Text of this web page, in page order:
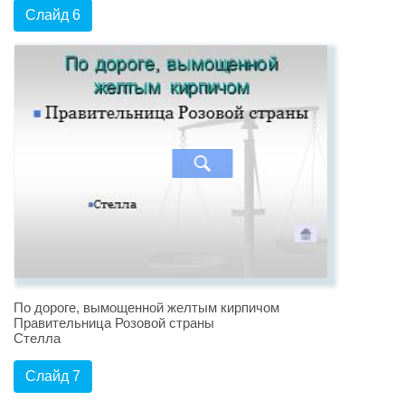
Слайд 6
По дороге, вымощенной желтым кирпичом
Правительница Розовой страны
Стелла
Слайд 7